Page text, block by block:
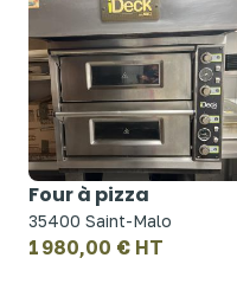
Four à pizza
35400 Saint-Malo
1 980,00 € HT